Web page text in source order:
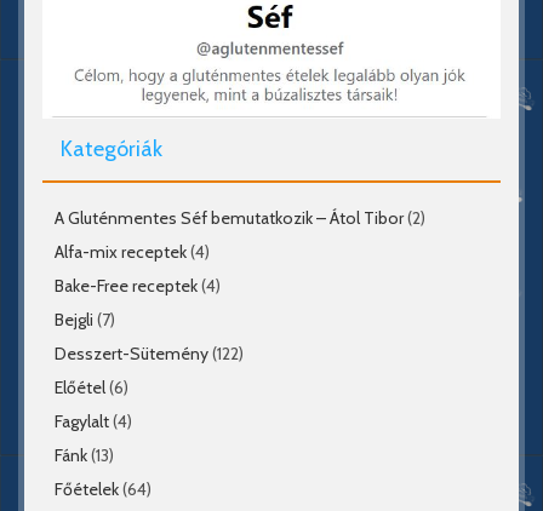
Kategóriák
A Gluténmentes Séf bemutatkozik – Átol Tibor(2)
Alfa-mix receptek(4)
Bake-Free receptek(4)
Bejgli (7)
Desszert-Sütemény(122)
Előétel(6)
Fagylalt(4)
Fánk(13)
Főételek(64)